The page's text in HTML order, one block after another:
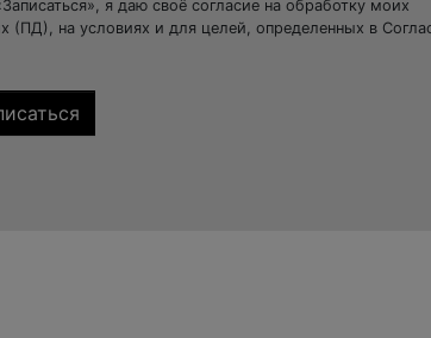
я даю своё согласие на обработку моих
(ПД), на условиях и для целей, определенных в